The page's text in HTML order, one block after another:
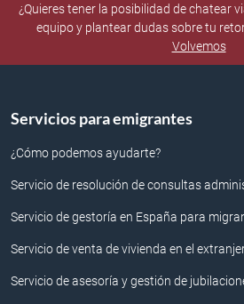
¿Quieres tener la posibilidad de chatear
equipo y plantear dudas sobre tu
Volvemos
Servicios para emigrantes
¿Cómo podemos ayudarte?
Servicio de resolución de consultas
Servicio de gestoría en España para
Servicio de venta de vivienda en el
Servicio de asesoría y gestión de